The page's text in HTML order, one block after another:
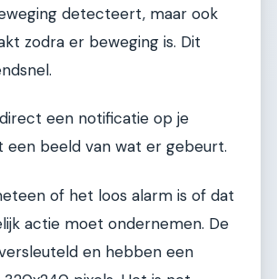
detecteert, maar ook
zodra er beweging is. Dit
een notificatie op je
een beeld van wat er gebeurt.
of het loos alarm is of dat
actie moet ondernemen. De
en hebben een